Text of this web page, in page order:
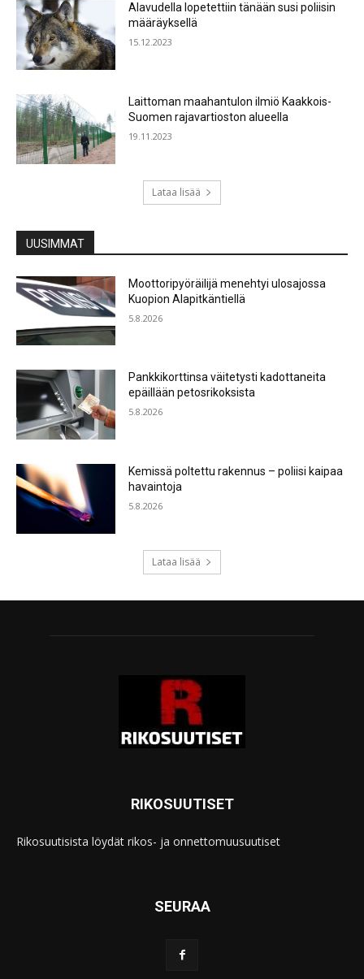
Alavudella lopetettiin tänään susi poliisin
määräyksellä
15.12.2023
Laittoman maahantulon ilmiö Kaakkois-
Suomen rajavartioston alueella
19.11.2023
Lataa lisää
UUSIMMAT
Moottoripyöräilijä menehtyi ulosajossa
Kuopion Alapitkäntiellä
5.8.2026
Pankkikorttinsa väitetysti kadottaneita
epäillään petosrikoksista
5.8.2026
Kemissä poltettu rakennus – poliisi kaipaa
havaintoja
5.8.2026
Lataa lisää
RIKOSUUTISET
Rikosuutisista löydät rikos- ja onnettomuusuutiset
SEURAA